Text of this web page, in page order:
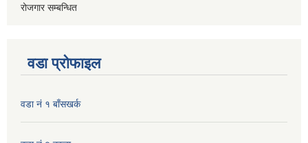
रोजगार सम्बन्धित
वडा प्रोफाइल
वडा नं १ बाँसखर्क